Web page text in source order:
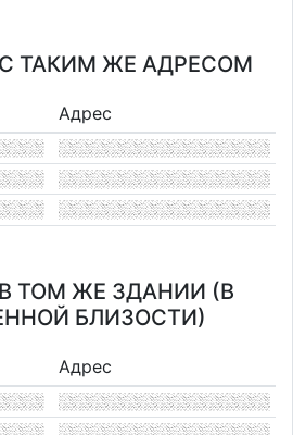
ТАКИМ ЖЕ АДРЕСОМ
Адрес
ТОМ ЖЕ ЗДАНИИ (В
БЛИЗОСТИ)
Адрес